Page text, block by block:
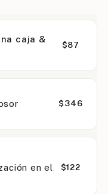
caja &
$87
$346
en el
$122